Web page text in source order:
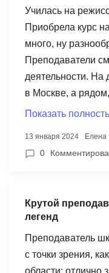
времени на ее
самое интересное
что-то делать?
Подписку
идеи и
поверхностное.
впечатлили от
Училась на
Приобрела курс
много, ну
Преподаватели
деятельности.
в Москве, а
найти и выбрать
не раскрывают,
начинающему
других школах,
месяца я
возможно все
дорого, чтобы
Показать
13 января 2024 Елена
0
Крутой
легенд
Преподаватель
с точки зрения,
области: отлично